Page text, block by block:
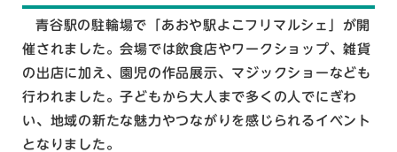
青谷駅の駐輪場で「あおや駅よこフリマルシェ」が開
催されました。会場では飲食店やワークショップ、雑貨
の出店に加え、園児の作品展示、マジックショーなども
行われました。子どもから大人まで多くの人でにぎわ
い、地域の新たな魅力やつながりを感じられるイベント
となりました。